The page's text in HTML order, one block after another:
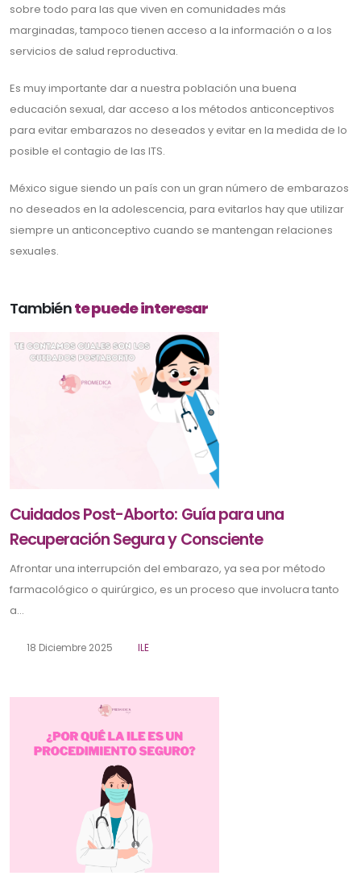
sobre todo para las que viven en comunidades más
marginadas, tampoco tienen acceso a la información o a los
servicios de salud reproductiva.
Es muy importante dar a nuestra población una buena
educación sexual, dar acceso a los métodos anticonceptivos
para evitar embarazos no deseados y evitar en la medida de lo
posible el contagio de las ITS.
México sigue siendo un país con un gran número de embarazos
no deseados en la adolescencia, para evitarlos hay que utilizar
siempre un anticonceptivo cuando se mantengan relaciones
sexuales.
Tambiénte puede interesar
Cuidados Post-Aborto: Guía para una
Recuperación Segura y Consciente
Afrontar una interrupción del embarazo, ya sea por método
farmacológico o quirúrgico, es un proceso que involucra tanto
a...
18 Diciembre 2025 ILE